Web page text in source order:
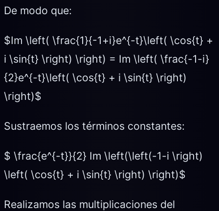
De modo que:
$Im \left( \frac{1}{-1+i}e^{-t}\left( \cos{t} +
i \sin{t} \right) \right) = Im \left( \frac{-1-i}
{2}e^{-t}\left( \cos{t} + i \sin{t} \right)
\right)$
Sustraemos los términos constantes:
$ \frac{e^{-t}}{2} Im \left(\left(-1-i \right)
\left( \cos{t} + i \sin{t} \right) \right)$
Realizamos las multiplicaciones del